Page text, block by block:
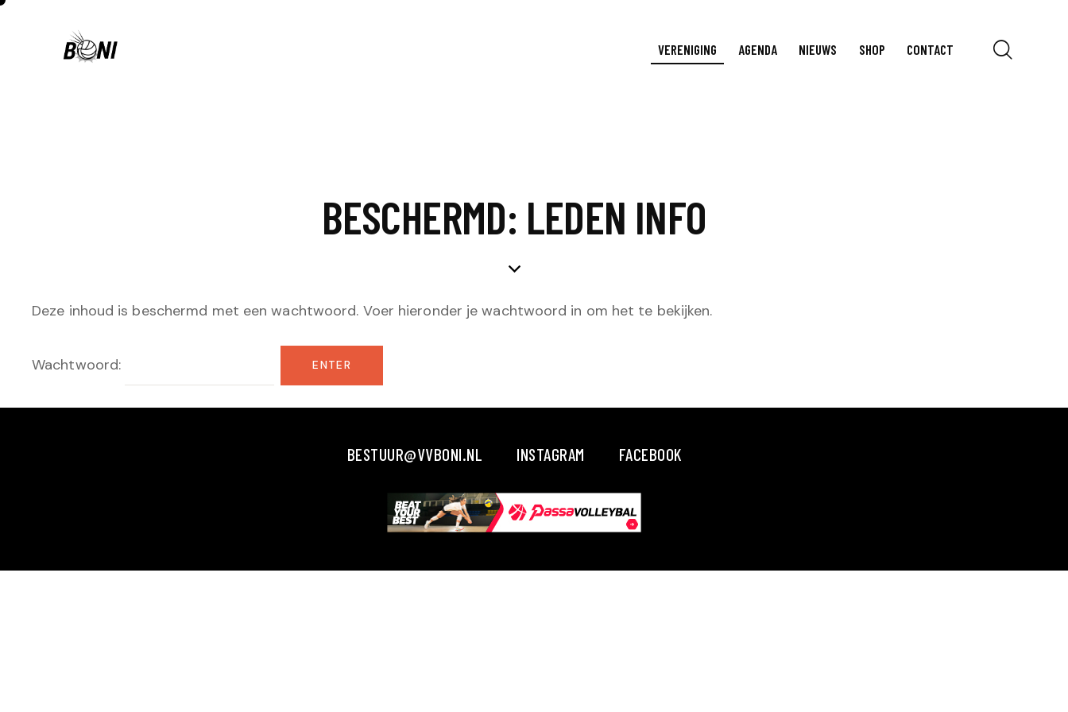
VERENIGING AGENDA NIEUWS SHOP CONTACT
BESCHERMD: LEDEN INFO
Deze inhoud is beschermd met een wachtwoord. Voer hieronder je wachtwoord in om het te bekijken.
Wachtwoord:
BESTUUR@VVBONI.NL INSTAGRAM FACEBOOK